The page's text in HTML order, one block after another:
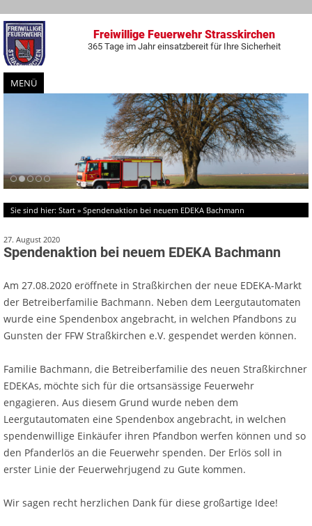
Freiwillige Feuerwehr Strasskirchen
365 Tage im Jahr einsatzbereit für Ihre Sicherheit
MENÜ
Zum
Inhalt
springen
Sie sind hier: Start » Spendenaktion bei neuem EDEKA Bachmann
27. August 2020
Spendenaktion bei neuem EDEKA Bachmann
Am 27.08.2020 eröffnete in Straßkirchen der neue EDEKA-Markt
der Betreiberfamilie Bachmann. Neben dem Leergutautomaten
wurde eine Spendenbox angebracht, in welchen Pfandbons zu
Gunsten der FFW Straßkirchen e.V. gespendet werden können.
Familie Bachmann, die Betreiberfamilie des neuen Straßkirchner
EDEKAs, möchte sich für die ortsansässige Feuerwehr
engagieren. Aus diesem Grund wurde neben dem
Leergutautomaten eine Spendenbox angebracht, in welchen
spendenwillige Einkäufer ihren Pfandbon werfen können und so
den Pfanderlös an die Feuerwehr spenden. Der Erlös soll in
erster Linie der Feuerwehrjugend zu Gute kommen.
Wir sagen recht herzlichen Dank für diese großartige Idee!